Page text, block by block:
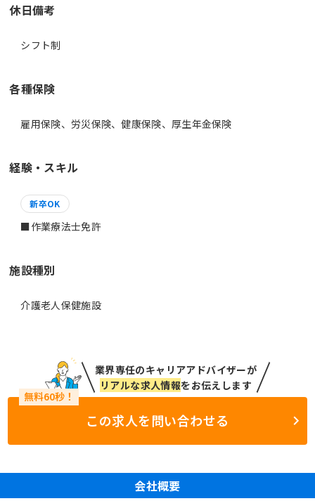
休日備考
シフト制
各種保険
雇用保険、労災保険、健康保険、厚生年金保険
経験・スキル
新卒OK
■作業療法士免許
施設種別
介護老人保健施設
業界専任のキャリアアドバイザーが
リアルな求人情報をお伝えします
この求人を問い合わせる
会社概要